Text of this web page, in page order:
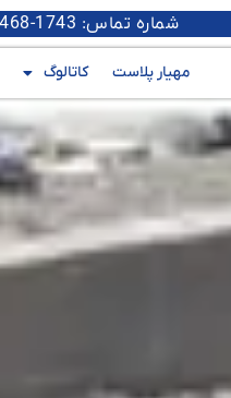
شماره تماس: 1743-468-0912 | 6337-4438-026 | 3992-150-0912
مهیار پلاست کاتالوگ